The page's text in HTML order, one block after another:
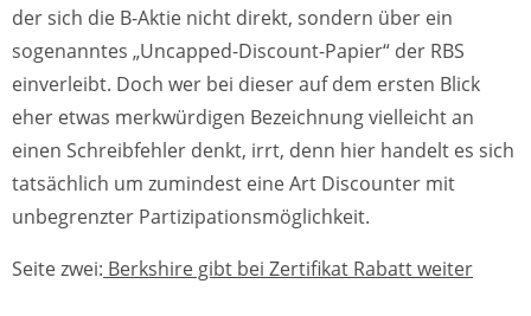
der sich die B-Aktie nicht direkt, sondern über ein
sogenanntes „Uncapped-Discount-Papier“ der RBS
einverleibt. Doch wer bei dieser auf dem ersten Blick
eher etwas merkwürdigen Bezeichnung vielleicht an
einen Schreibfehler denkt, irrt, denn hier handelt es sich
tatsächlich um zumindest eine Art Discounter mit
unbegrenzter Partizipationsmöglichkeit.
Seite zwei: Berkshire gibt bei Zertifikat Rabatt weiter